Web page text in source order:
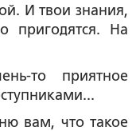
И твои знания,
пригодятся. На
то приятное
вам, что такое